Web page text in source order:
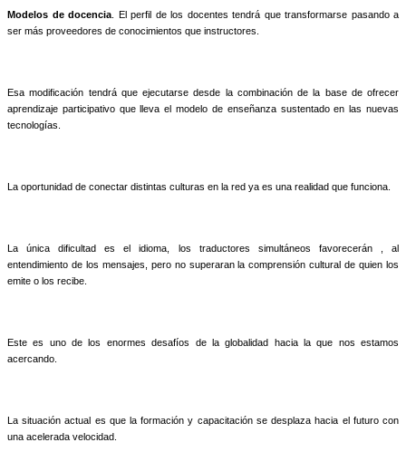
Modelos de docencia . El perfil de los docentes tendrá que transformarse pasando a
ser más proveedores de conocimientos que instructores.
Esa modificación tendrá que ejecutarse desde la combinación de la base de ofrecer
aprendizaje participativo que lleva el modelo de enseñanza sustentado en las nuevas
tecnologías.
La oportunidad de conectar distintas culturas en la red ya es una realidad que funciona.
La única dificultad es el idioma, los traductores simultáneos favorecerán , al
entendimiento de los mensajes, pero no superaran la comprensión cultural de quien los
emite o los recibe.
Este es uno de los enormes desafíos de la globalidad hacia la que nos estamos
acercando.
La situación actual es que la formación y capacitación se desplaza hacia el futuro con
una acelerada velocidad.